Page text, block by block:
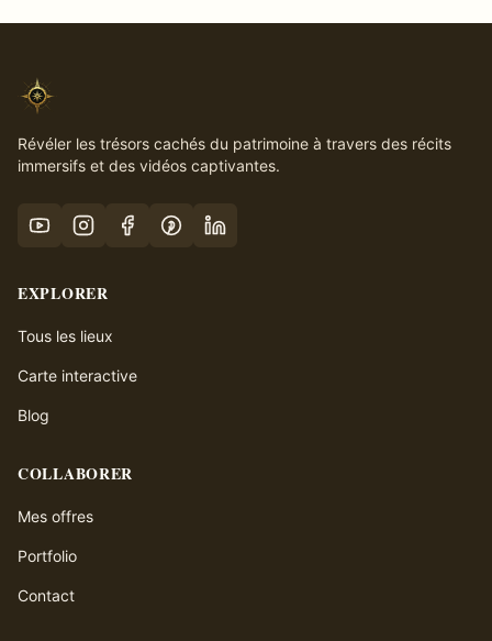
Révéler les trésors cachés du patrimoine à travers des récits
immersifs et des vidéos captivantes.
EXPLORER
Tous les lieux
Carte interactive
Blog
COLLABORER
Mes offres
Portfolio
Contact